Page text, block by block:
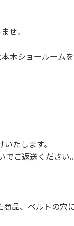
せ。
木ショールームを
たします。
ご返送ください。
品、ベルトの